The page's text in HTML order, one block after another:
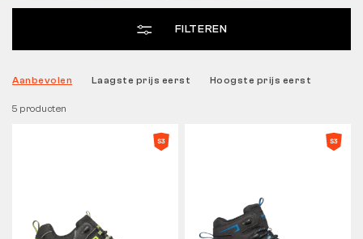
FILTEREN
5 producten
Aanbevolen Laagste prijs eerst Hoogste prijs eerst